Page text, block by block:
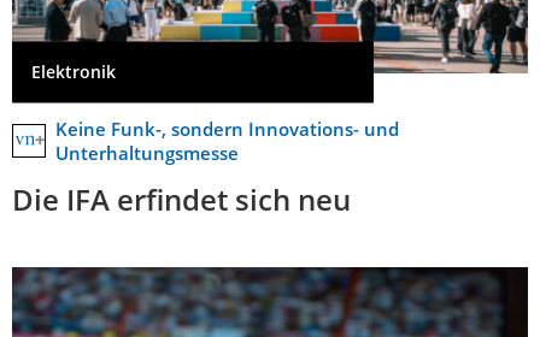
Elektronik
Keine Funk-, sondern Innovations- und
Unterhaltungsmesse
Die IFA erfindet sich neu